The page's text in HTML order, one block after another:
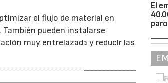
el flujo de material en
pueden instalarse
muy entrelazada y reducir las
El